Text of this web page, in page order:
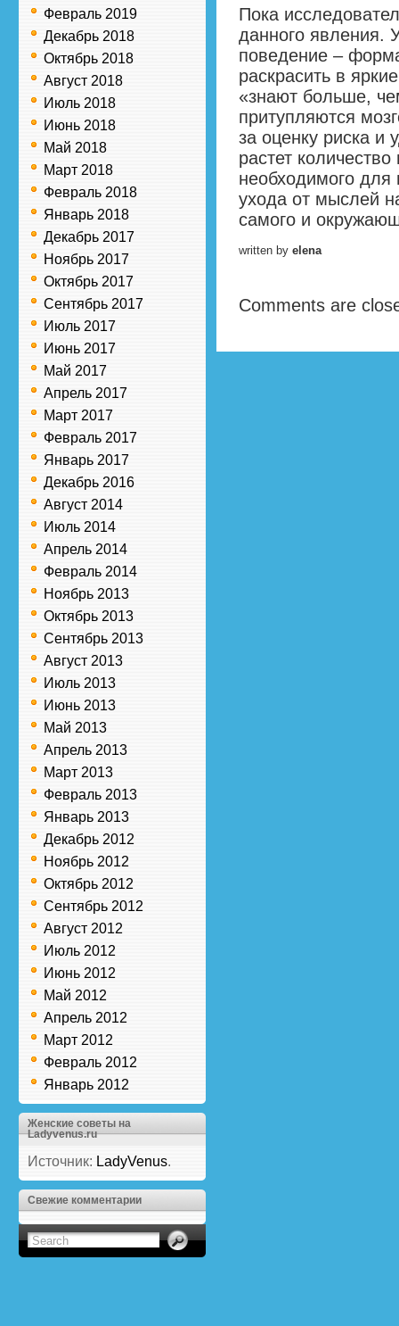
Февраль 2019
Декабрь 2018
Октябрь 2018
Август 2018
Июль 2018
Июнь 2018
Май 2018
Март 2018
Февраль 2018
Январь 2018
Декабрь 2017
Ноябрь 2017
Октябрь 2017
Сентябрь 2017
Июль 2017
Июнь 2017
Май 2017
Апрель 2017
Март 2017
Февраль 2017
Январь 2017
Декабрь 2016
Август 2014
Июль 2014
Апрель 2014
Февраль 2014
Ноябрь 2013
Октябрь 2013
Сентябрь 2013
Август 2013
Июль 2013
Июнь 2013
Май 2013
Апрель 2013
Март 2013
Февраль 2013
Январь 2013
Декабрь 2012
Ноябрь 2012
Октябрь 2012
Сентябрь 2012
Август 2012
Июль 2012
Июнь 2012
Май 2012
Апрель 2012
Март 2012
Февраль 2012
Январь 2012
Женские советы на
Ladyvenus.ru
Источник: LadyVenus.
Свежие комментарии
Пока
данного явления.
поведение –
раскрасить в
«знают больше,
притупляются
за оценку риска и
растет
необходимого для
ухода от мыслей
самого и
written by elena
Comments are